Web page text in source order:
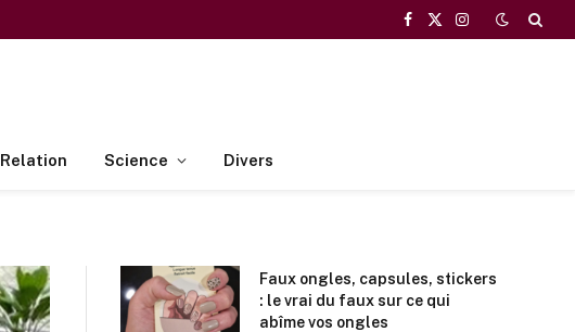
Facebook
X
Instagram
Relation Science Divers
Faux ongles, capsules, stickers
: le vrai du faux sur ce qui
abîme vos ongles